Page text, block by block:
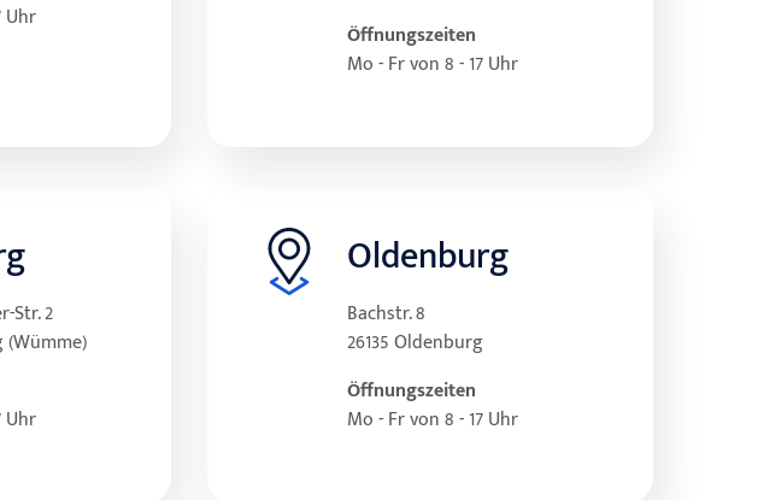
Uhr
Öffnungszeiten
Mo - Fr von 8 - 17 Uhr
Str. 2
(Wümme)
Uhr
Oldenburg
Bachstr. 8
26135 Oldenburg
Öffnungszeiten
Mo - Fr von 8 - 17 Uhr